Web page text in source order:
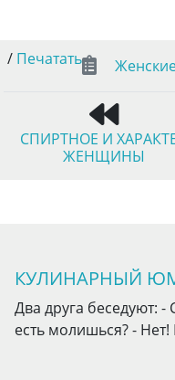
/ Печатать
СПИРТНОЕ И
ЖЕНЩИНЫ
КУЛИНАРНЫЙ
Два друга беседуют:
есть молишься? -